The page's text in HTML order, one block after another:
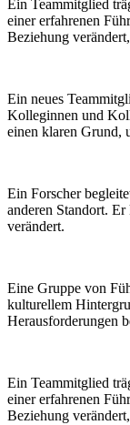
Ein Teammitglied
einer erfahrenen
Beziehung
Ein neues
Kolleginnen und
einen klaren Grund,
Ein Forscher
anderen Standort.
verändert.
Eine Gruppe von
kulturellem
Herausforderungen
Ein Teammitglied
einer erfahrenen
Beziehung